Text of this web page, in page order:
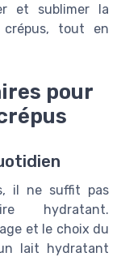
et sublimer la
tout en
pour
il ne suffit pas
hydratant.
et le choix du
lait hydratant